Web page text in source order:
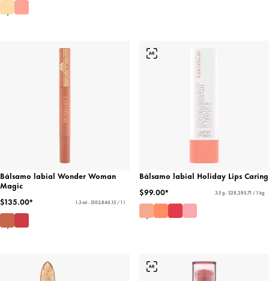
Bálsamo labial Wonder Woman
Magic
$135.00*
1.3 ml - $103,846.15 / 1 l
Bálsamo labial Holiday Lips Caring
$99.00*
3.5 g - $28,285.71 / 1 kg